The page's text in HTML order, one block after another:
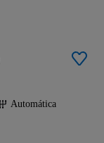
Automática